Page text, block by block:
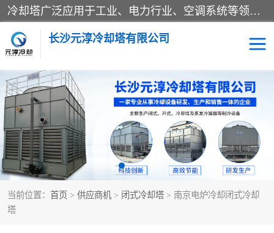
冷却塔广泛应用于工业、电力行业、空调系统等领域。在电力行业中，用于冷却发电机组的循环水；在工业生产中，如化工、冶金等行业，可降低生产过程中产生的热量；在空调系统中，为空调设备提供冷却水源
长沙元淳冷却塔有限公司
当前位置： 首页 > 供应商机 > 闭式冷却塔 > 南京电炉冷却闭式冷却
塔
方形开式冷却塔 圆形冷却塔
闭式冷却塔 水箱
电控箱 水泵
板式换热器